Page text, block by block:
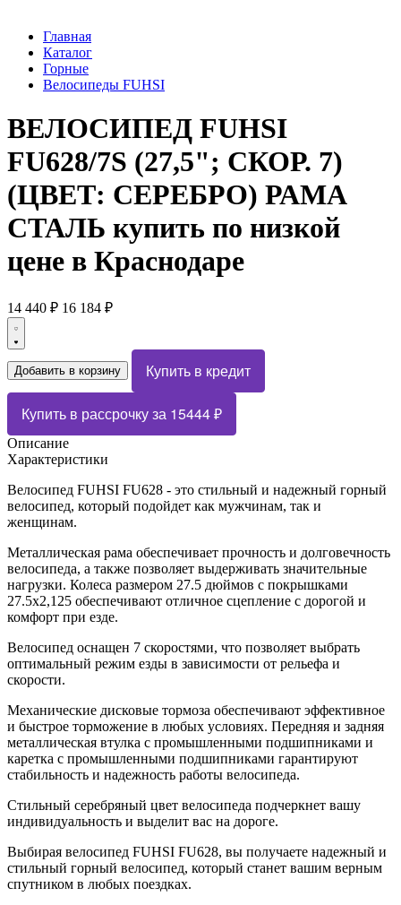
Главная
Каталог
Горные
Велосипеды FUHSI
ВЕЛОСИПЕД FUHSI
FU628/7S (27,5"; СКОР. 7)
(ЦВЕТ: СЕРЕБРО) РАМА
СТАЛЬ купить по низкой
цене в Краснодаре
14 440 ₽ 16 184 ₽
Добавить в корзину Купить в кредит
Купить в рассрочкуза 15444₽
Описание
Характеристики
Велосипед FUHSI FU628 - это стильный и надежный горный
велосипед, который подойдет как мужчинам, так и
женщинам.
Металлическая рама обеспечивает прочность и долговечность
велосипеда, а также позволяет выдерживать значительные
нагрузки. Колеса размером 27.5 дюймов с покрышками
27.5х2,125 обеспечивают отличное сцепление с дорогой и
комфорт при езде.
Велосипед оснащен 7 скоростями, что позволяет выбрать
оптимальный режим езды в зависимости от рельефа и
скорости.
Механические дисковые тормоза обеспечивают эффективное
и быстрое торможение в любых условиях. Передняя и задняя
металлическая втулка с промышленными подшипниками и
каретка с промышленными подшипниками гарантируют
стабильность и надежность работы велосипеда.
Стильный серебряный цвет велосипеда подчеркнет вашу
индивидуальность и выделит вас на дороге.
Выбирая велосипед FUHSI FU628, вы получаете надежный и
стильный горный велосипед, который станет вашим верным
спутником в любых поездках.